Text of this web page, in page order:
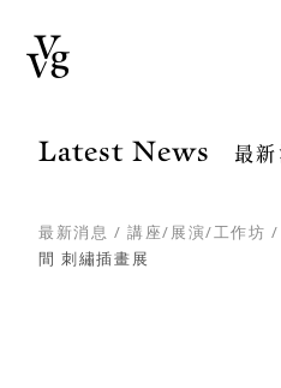
Latest News 最
最新消息 /講座/展演/工作坊
間 刺繡插畫展